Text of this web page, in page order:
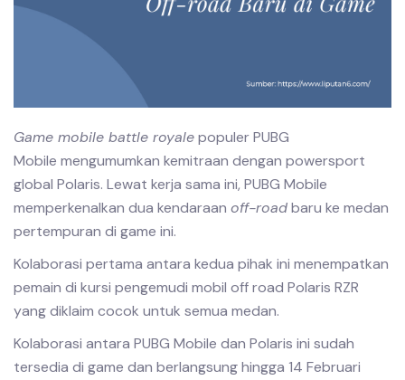
Game mobile battle royalepopuler PUBG
Mobile mengumumkan kemitraan dengan powersport
global Polaris. Lewat kerja sama ini, PUBG Mobile
memperkenalkan dua kendaraan off-roadbaru ke medan
pertempuran di game ini.
Kolaborasi pertama antara kedua pihak ini menempatkan
pemain di kursi pengemudi mobil off road Polaris RZR
yang diklaim cocok untuk semua medan.
Kolaborasi antara PUBG Mobile dan Polaris ini sudah
tersedia di game dan berlangsung hingga 14 Februari